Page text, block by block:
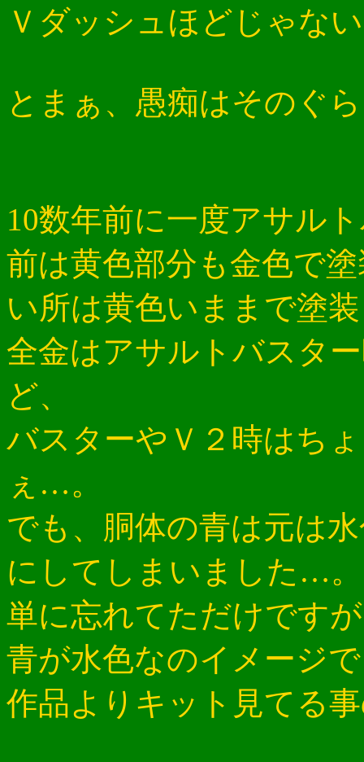
Ｖダッシュほどじゃな
とまぁ、愚痴はそのぐ
10数年前に一度アサル
前は黄色部分も金色で
い所は黄色いままで塗
全金はアサルトバスタ
ど、
バスターやＶ２時はち
ぇ…。
でも、胴体の青は元は
にしてしまいました…。
単に忘れてただけです
青が水色なのイメージ
作品よりキット見てる